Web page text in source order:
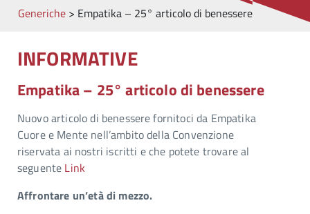
Generiche> Empatika – 25° articolo di benessere
INFORMATIVE
Empatika – 25° articolo di benessere
Nuovo articolo di benessere fornitoci da Empatika
Cuore e Mente nell’ambito della Convenzione
riservata ai nostri iscritti e che potete trovare al
seguente Link
Affrontare un’età di mezzo.